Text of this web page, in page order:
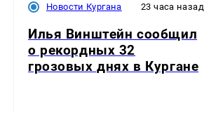
Новости Кургана 23 часа назад
Илья Винштейн сообщил
о рекордных 32
грозовых днях в Кургане